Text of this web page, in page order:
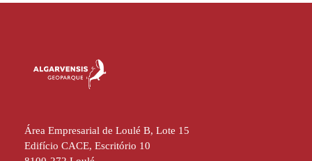
Área Empresarial de Loulé B, Lote 15
Edifício CACE, Escritório 10